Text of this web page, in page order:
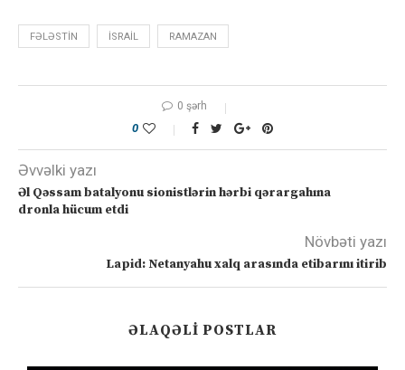
FƏLƏSTIN ISRAIL RAMAZAN
0 şərh
0
Əvvəlki yazı
Əl Qəssam batalyonu sionistlərin hərbi qərargahına
dronla hücum etdi
Növbəti yazı
Lapid: Netanyahu xalq arasında etibarını itirib
ƏLAQƏLI POSTLAR